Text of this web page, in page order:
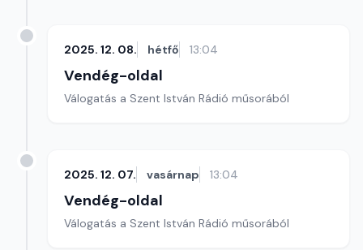
2025. 12. 08. hétfő 13:04
Vendég-oldal
Válogatás a Szent István Rádió műsorából
2025. 12. 07. vasárnap 13:04
Vendég-oldal
Válogatás a Szent István Rádió műsorából